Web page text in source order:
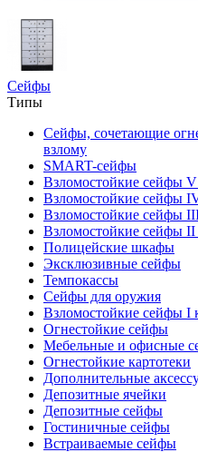
Сейфы
Типы
Сейфы, сочетающие
взлому
SMART-сейфы
Взломостойкие сейфы V
Взломостойкие сейфы
Взломостойкие сейфы III
Взломостойкие сейфы II
Полицейские шкафы
Эксклюзивные сейфы
Темпокассы
Сейфы для оружия
Взломостойкие сейфы I
Огнестойкие сейфы
Мебельные и офисные
Огнестойкие картотеки
Дополнительные
Депозитные ячейки
Депозитные сейфы
Гостиничные сейфы
Встраиваемые сейфы